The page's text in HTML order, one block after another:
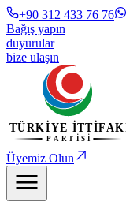
+90 312 433 76 76
Bağış yapın
duyurular
bize ulaşın
Üyemiz Olun